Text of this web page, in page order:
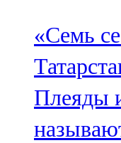
«Семь
Плеяды